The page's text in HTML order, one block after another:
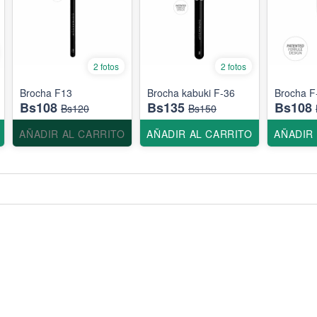
2 fotos
Brocha F13
Bs108 Bs120
AÑADIR AL CARRITO
2 fotos
Brocha kabuki F-36
Bs135 Bs150
AÑADIR AL CARRITO
Brocha
Bs108
AÑADIR